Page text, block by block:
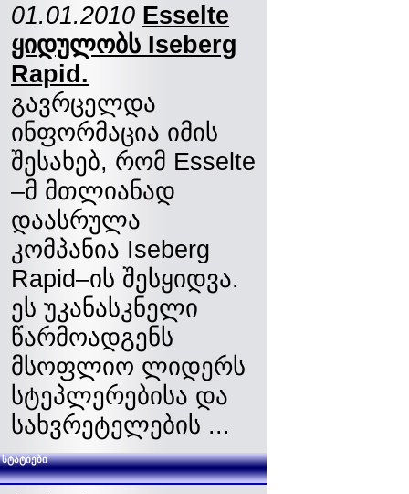
01.01.2010 Esselte
ყიდულობს Iseberg
Rapid.
გავრცელდა
ინფორმაცია იმის
შესახებ, რომ Esselte
–მ მთლიანად
დაასრულა
კომპანია Iseberg
Rapid–ის შესყიდვა.
ეს უკანასკნელი
წარმოადგენს
მსოფლიო ლიდერს
სტეპლერებისა და
სახვრეტელების ...
სტატიები